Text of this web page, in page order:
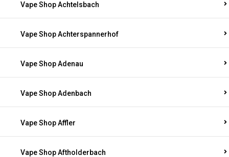
Vape Shop Achtelsbach
Vape Shop Achterspannerhof
Vape Shop Adenau
Vape Shop Adenbach
Vape Shop Affler
Vape Shop Aftholderbach